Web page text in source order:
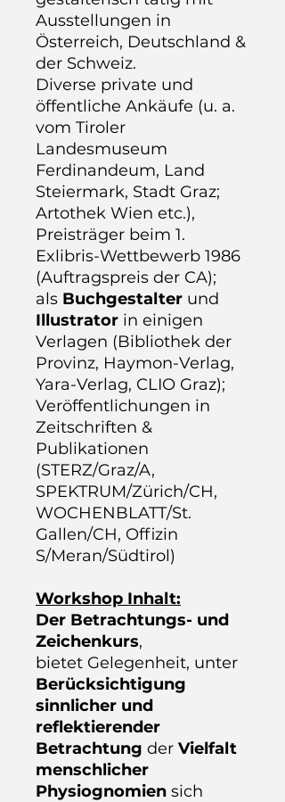
Ausstellungen in
Österreich, Deutschland &
der Schweiz.
Diverse private und
öffentliche Ankäufe (u. a.
vom Tiroler
Landesmuseum
Ferdinandeum, Land
Steiermark, Stadt Graz;
Artothek Wien etc.),
Preisträger beim 1.
Exlibris-Wettbewerb 1986
(Auftragspreis der CA);
als Buchgestalter und
Illustrator in einigen
Verlagen (Bibliothek der
Provinz, Haymon-Verlag,
Yara-Verlag, CLIO Graz);
Veröffentlichungen in
Zeitschriften &
Publikationen
(STERZ/Graz/A,
SPEKTRUM/Zürich/CH,
WOCHENBLATT/St.
Gallen/CH, Offizin
S/Meran/Südtirol)
Workshop Inhalt:
Der Betrachtungs- und
Zeichenkurs,
bietet Gelegenheit, unter
Berücksichtigung
sinnlicher und
reflektierender
Betrachtung der Vielfalt
menschlicher
Physiognomien sich